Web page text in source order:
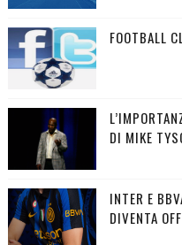
FOOTBALL
DI MIKE
INTER E
DIVENTA